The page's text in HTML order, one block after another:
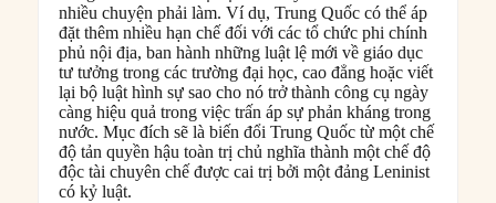
nhiều chuyện phải làm. Ví dụ, Trung Quốc có thể áp
đặt thêm nhiều hạn chế đối với các tổ chức phi chính
phủ nội địa, ban hành những luật lệ mới về giáo dục
tư tưởng trong các trường đại học, cao đẳng hoặc viết
lại bộ luật hình sự sao cho nó trở thành công cụ ngày
càng hiệu quả trong việc trấn áp sự phản kháng trong
nước. Mục đích sẽ là biến đổi Trung Quốc từ một chế
độ tản quyền hậu toàn trị chủ nghĩa thành một chế độ
độc tài chuyên chế được cai trị bởi một đảng Leninist
có kỷ luật.